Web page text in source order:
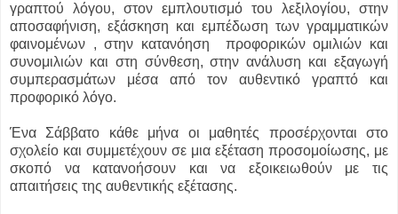
γραπτού λόγου, στον εμπλουτισμό του λεξιλογίου, στην
αποσαφήνιση, εξάσκηση και εμπέδωση των γραμματικών
φαινομένων , στην κατανόηση
προφορικών ομιλιών και
συνομιλιών και στη σύνθεση, στην ανάλυση και εξαγωγή
συμπερασμάτων μέσα από τον αυθεντικό γραπτό και
προφορικό λόγο.
Ένα Σάββατο κάθε μήνα οι μαθητές προσέρχονται στο
σχολείο και συμμετέχουν σε μια εξέταση προσομοίωσης, με
σκοπό να κατανοήσουν και να εξοικειωθούν με τις
απαιτήσεις της αυθεντικής εξέτασης.